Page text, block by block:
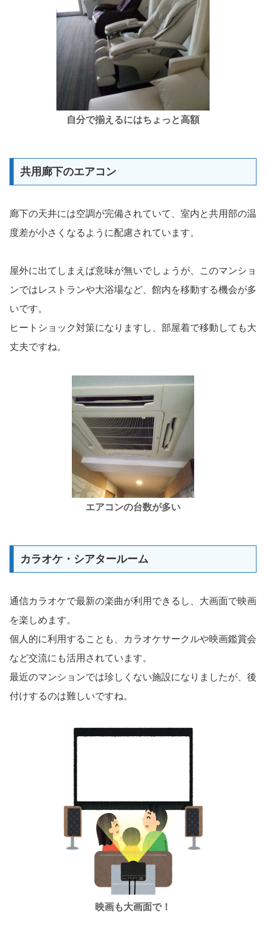
自分で揃えるにはちょっと高額
共用廊下のエアコン
廊下の天井には空調が完備されていて、室内と共用部の温
度差が小さくなるように配慮されています。
屋外に出てしまえば意味が無いでしょうが、このマンショ
ンではレストランや大浴場など、館内を移動する機会が多
いです。
ヒートショック対策になりますし、部屋着で移動しても大
丈夫ですね。
エアコンの台数が多い
カラオケ・シアタールーム
通信カラオケで最新の楽曲が利用できるし、大画面で映画
を楽しめます。
個人的に利用することも、カラオケサークルや映画鑑賞会
など交流にも活用されています。
最近のマンションでは珍しくない施設になりましたが、後
付けするのは難しいですね。
映画も大画面で！